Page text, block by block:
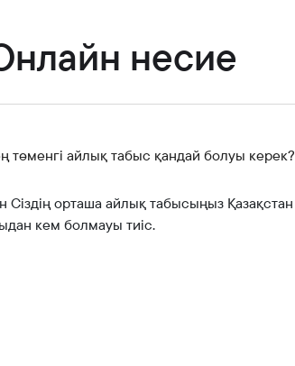
несие
айлық табыс қандай болуы керек?
орташа айлық табысыңыз Қазақстан
кем болмауы тиіс.